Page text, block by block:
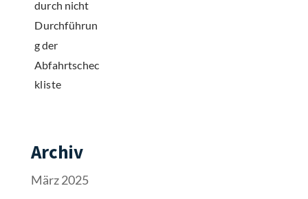
Archiv
März 2025